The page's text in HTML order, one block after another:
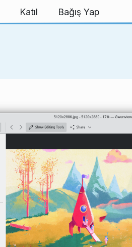
Katıl Bağış Yap